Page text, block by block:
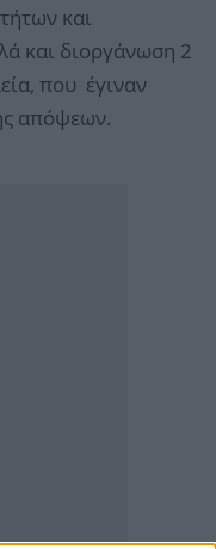
και
και διοργάνωση 2
που έγιναν
απόψεων.